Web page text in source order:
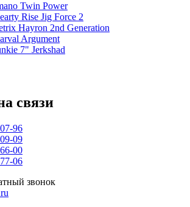
Twin Power
Rise Jig Force 2
Hayron 2nd Generation
Argument
7" Jerkshad
связи
96
09
00
06
звонок